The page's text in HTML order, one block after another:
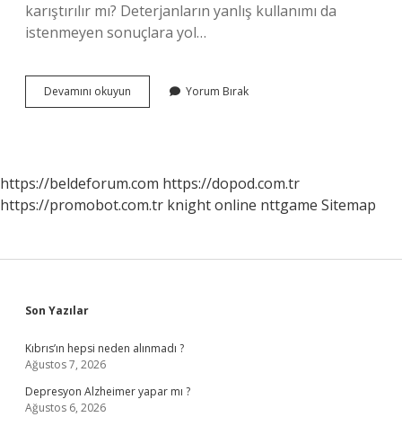
karıştırılır mı? Deterjanların yanlış kullanımı da
istenmeyen sonuçlara yol…
Devamını okuyun
Iki
Yorum Bırak
https://beldeforum.com https://dopod.com.tr
https://promobot.com.tr knight online nttgame Sitemap
Sidebar
Son Yazılar
Kıbrıs’ın hepsi neden alınmadı ?
Ağustos 7, 2026
Depresyon Alzheimer yapar mı ?
Ağustos 6, 2026